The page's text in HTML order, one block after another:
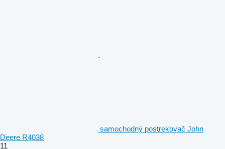
samochodný postrekovač John
Deere R4038
11